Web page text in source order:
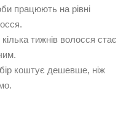
працюють на рівні
тижнів волосся стає
коштує дешевше, ніж